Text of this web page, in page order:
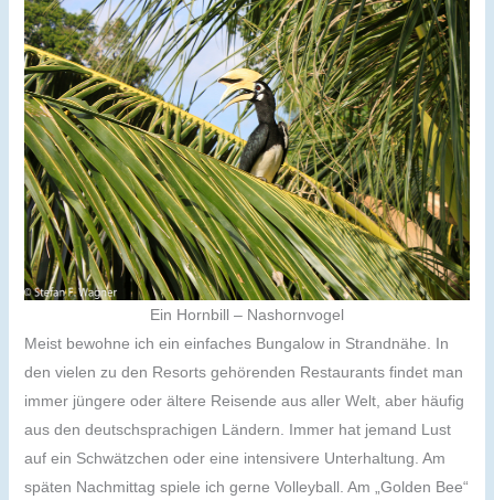
Ein Hornbill – Nashornvogel
Meist bewohne ich ein einfaches Bungalow in Strandnähe. In
den vielen zu den Resorts gehörenden Restaurants findet man
immer jüngere oder ältere Reisende aus aller Welt, aber häufig
aus den deutschsprachigen Ländern. Immer hat jemand Lust
auf ein Schwätzchen oder eine intensivere Unterhaltung. Am
späten Nachmittag spiele ich gerne Volleyball. Am „Golden Bee“